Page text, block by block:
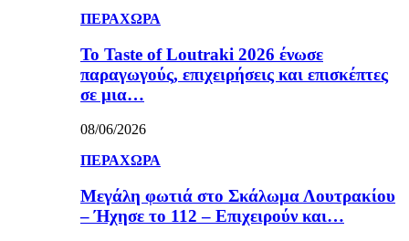
ΠΕΡΑΧΩΡΑ
Το Taste of Loutraki 2026 ένωσε
παραγωγούς, επιχειρήσεις και επισκέπτες
σε μια…
08/06/2026
ΠΕΡΑΧΩΡΑ
Μεγάλη φωτιά στο Σκάλωμα Λουτρακίου
– Ήχησε το 112 – Επιχειρούν και…